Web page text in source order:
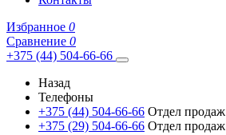
Избранное 0
Сравнение 0
+375 (44) 504-66-66
Назад
Телефоны
+375 (44) 504-66-66 Отдел продаж
+375 (29) 504-66-66 Отдел продаж